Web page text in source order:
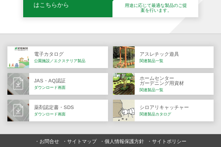
はこちらから
用途に応じて最適な製品の ご提
案を行います。
電子カタログ
公園施設／エクステリア製品
アスレチック遊具
関連製品一覧
JAS・AQ認証
ダウンロード画面
ホームセンター
ガーデニング用資材
関連製品一覧
薬剤認定書・SDS
ダウンロード画面
シロアリキャッチャー
関連製品カタログ
お問合せ サイトマップ 個人情報保護方針 サイトポリシー